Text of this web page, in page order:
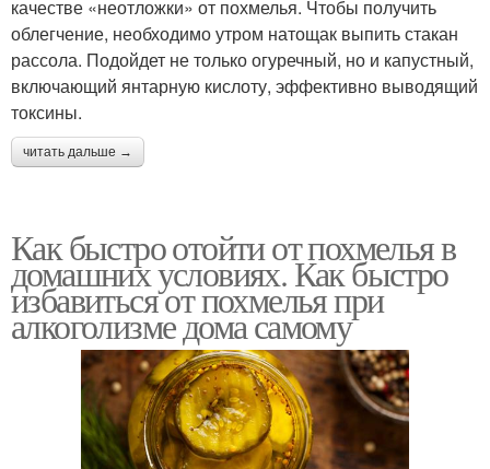
качестве «неотложки» от похмелья. Чтобы получить
облегчение, необходимо утром натощак выпить стакан
рассола. Подойдет не только огуречный, но и капустный,
включающий янтарную кислоту, эффективно выводящий
токсины.
читать дальше →
Как быстро отойти от похмелья в
домашних условиях. Как быстро
избавиться от похмелья при
алкоголизме дома самому